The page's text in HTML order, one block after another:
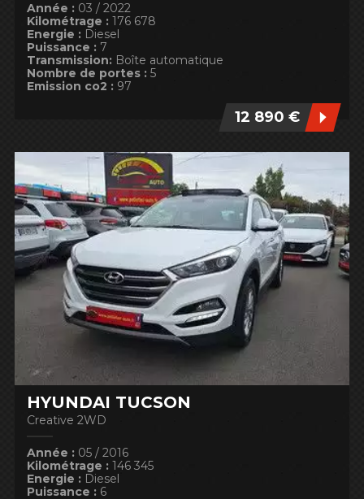
Année :03 / 2022
Kilométrage :176 678
Energie :Diesel
Puissance :7
Transmission:Boîte automatique
Nombre de portes :5
Emission co2 :97
12 890 €
HYUNDAI TUCSON
Creative 2WD
Année :05 / 2016
Kilométrage :146 345
Energie :Diesel
Puissance :6